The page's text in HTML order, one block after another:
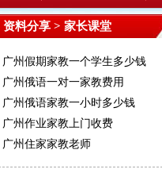
资料分享 > 家长课堂
广州假期家教一个学生多少钱
广州俄语一对一家教费用
广州俄语家教一小时多少钱
广州作业家教上门收费
广州住家家教老师